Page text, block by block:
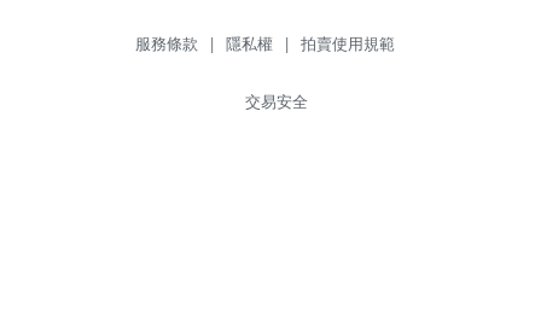
服務條款 | 隱私權 | 拍賣使用規範
交易安全